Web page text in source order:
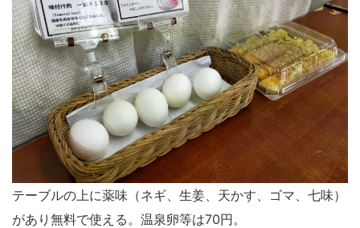
テーブルの上に薬味（ネギ、生姜、天かす、ゴマ、七味）
があり無料で使える。温泉卵等は70円。